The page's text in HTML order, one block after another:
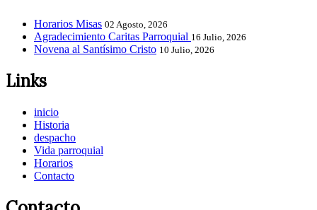
Horarios Misas 02 Agosto, 2026
Agradecimiento Caritas Parroquial 16 Julio, 2026
Novena al Santísimo Cristo 10 Julio, 2026
Links
inicio
Historia
despacho
Vida parroquial
Horarios
Contacto